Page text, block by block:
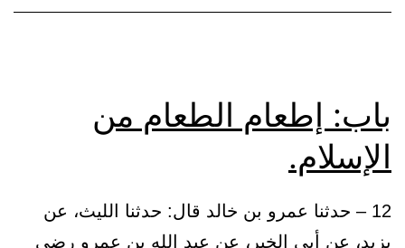
ولكل
باب: إطعام الطعام من
الإسلام.
12 – حدثنا عمرو بن خالد قال: حدثنا الليث، عن
يزيد، عن أبي الخير، عن عبد الله بن عمرو رضي